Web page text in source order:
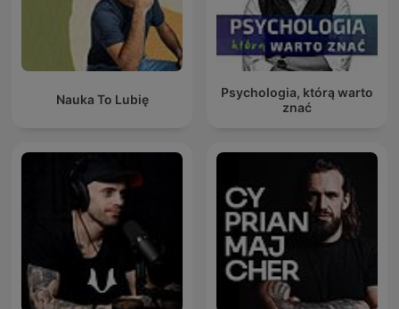
Nauka To Lubię
Psychologia, którą warto
znać